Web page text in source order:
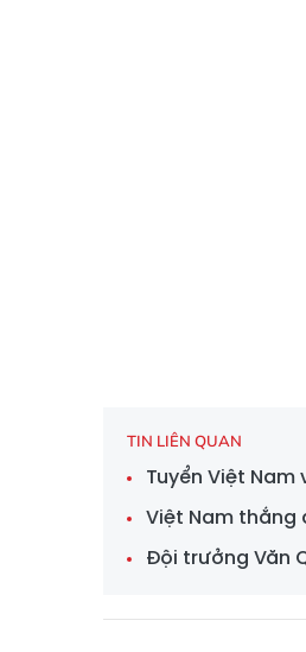
TIN LIÊN QUAN
Tuyển Việt Nam
Việt Nam thắng
Đội trưởng Văn